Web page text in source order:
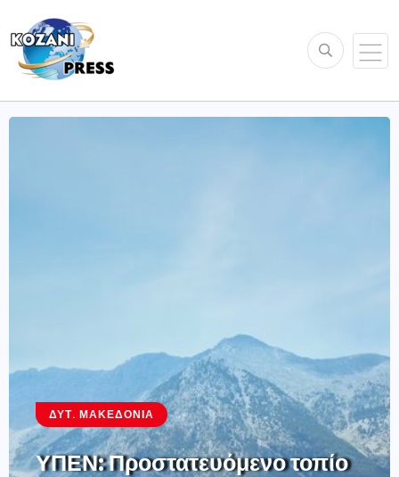
ΔΥΤ. ΜΑΚΕΔΟΝΊΑ
ΥΠΕΝ: Προστατευόμενο τοπίο